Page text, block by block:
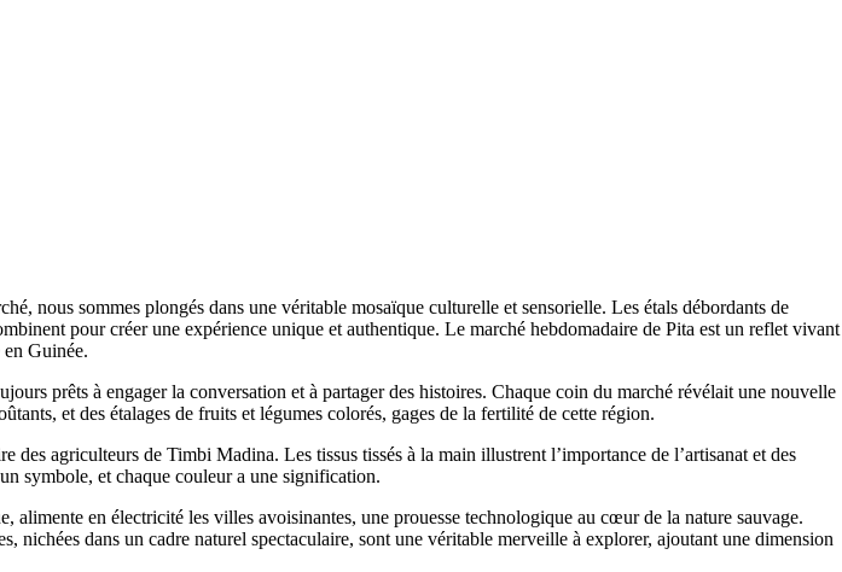
nous sommes plongés dans une véritable mosaïque culturelle et sensorielle. Les étals débordants de
pour créer une expérience unique et authentique. Le marché hebdomadaire de Pita est un reflet vivant
Guinée.
prêts à engager la conversation et à partager des histoires. Chaque coin du marché révélait une nouvelle
et des étalages de fruits et légumes colorés, gages de la fertilité de cette région.
agriculteurs de Timbi Madina. Les tissus tissés à la main illustrent l’importance de l’artisanat et des
symbole, et chaque couleur a une signification.
en électricité les villes avoisinantes, une prouesse technologique au cœur de la nature sauvage.
dans un cadre naturel spectaculaire, sont une véritable merveille à explorer, ajoutant une dimension